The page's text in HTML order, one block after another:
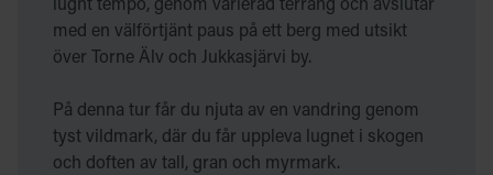
med en välförtjänt paus på ett berg med utsikt
över Torne Älv och Jukkasjärvi by.
På denna tur får du njuta av en vandring genom
tyst vildmark, där du får uppleva lugnet i skogen
och doften av tall, gran och myrmark.